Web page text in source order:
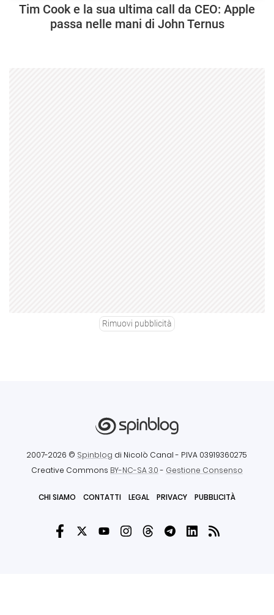
Tim Cook e la sua ultima call da CEO: Apple
passa nelle mani di John Ternus
Rimuovi pubblicità
2007-2026 © Spinblog di Nicolò Canal - P.IVA 03919360275
Creative Commons BY-NC-SA 3.0- Gestione Consenso
CHI SIAMO CONTATTI LEGAL PRIVACY PUBBLICITÀ